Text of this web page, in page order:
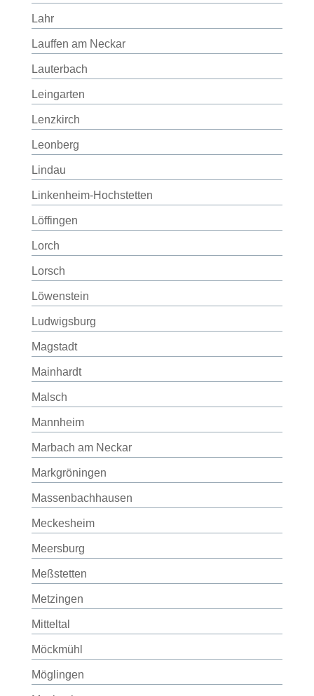
Lahr
Lauffen am Neckar
Lauterbach
Leingarten
Lenzkirch
Leonberg
Lindau
Linkenheim-Hochstetten
Löffingen
Lorch
Lorsch
Löwenstein
Ludwigsburg
Magstadt
Mainhardt
Malsch
Mannheim
Marbach am Neckar
Markgröningen
Massenbachhausen
Meckesheim
Meersburg
Meßstetten
Metzingen
Mitteltal
Möckmühl
Möglingen